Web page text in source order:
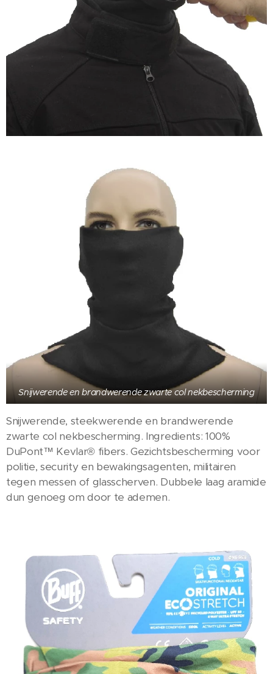
Snijwerende en brandwerende zwarte col nekbescherming
Snijwerende, steekwerende en brandwerende
zwarte col nekbescherming. Ingredients: 100%
DuPont™ Kevlar® fibers. Gezichtsbescherming voor
politie, security en bewakingsagenten, militairen
tegen messen of glasscherven. Dubbele laag aramide
dun genoeg om door te ademen.